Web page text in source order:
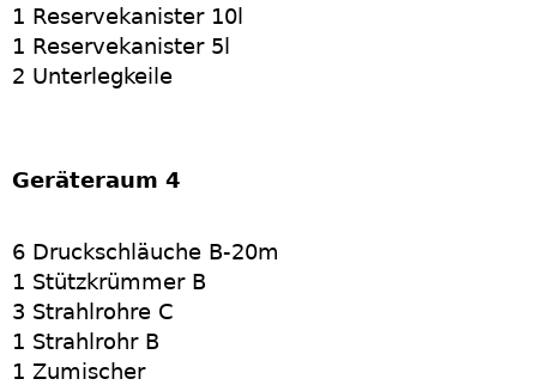
1 Reservekanister 10l
1 Reservekanister 5l
2 Unterlegkeile
Geräteraum 4
6 Druckschläuche B-20m
1 Stützkrümmer B
3 Strahlrohre C
1 Strahlrohr B
1 Zumischer